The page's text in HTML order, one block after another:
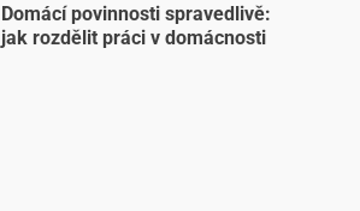
Domácí povinnosti spravedlivě:
jak rozdělit práci v domácnosti